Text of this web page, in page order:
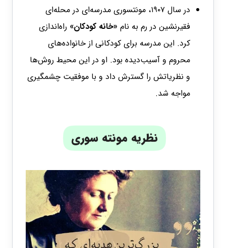
در سال ۱۹۰۷، مونتسوری مدرسه‌ای در محله‌ای
فقیرنشین در رم به نام «خانه کودکان» راه‌اندازی
کرد. این مدرسه برای کودکانی از خانواده‌های
محروم و آسیب‌دیده بود. او در این محیط روش‌ها
و نظریاتش را گسترش داد و با موفقیت چشمگیری
مواجه شد.
نظریه مونته سوری